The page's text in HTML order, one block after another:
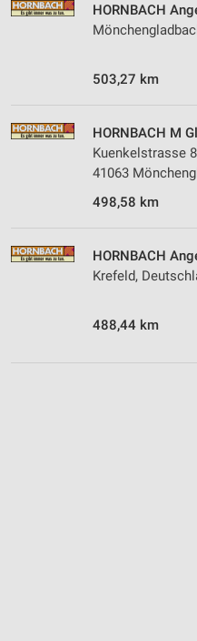
HORNBACH
503,27 km
HORNBACH M
Kuenkelstrasse
41063
498,58 km
HORNBACH
Krefeld,
488,44 km